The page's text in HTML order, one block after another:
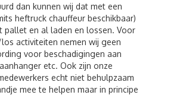
dan kunnen wij dat met een
heftruck chauffeur beschikbaar)
pallet en al laden en lossen. Voor
activiteiten nemen wij geen
voor beschadigingen aan
etc. Ook zijn onze
echt niet behulpzaam
mee te helpen maar in principe